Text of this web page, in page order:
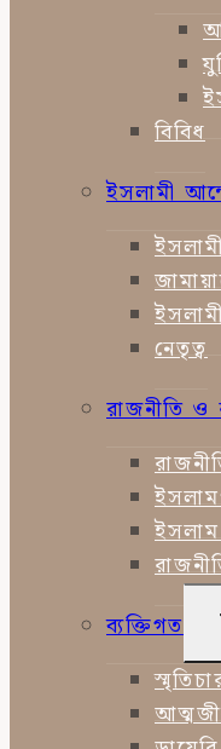
বিবিধ
ইসলামী
নেতৃত্ব
রাজনীতি ও
ইসলাম
ব্যক্তিগত